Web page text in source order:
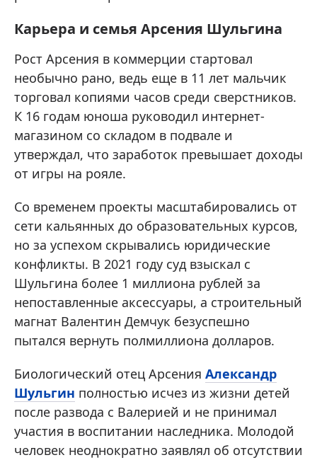
Карьера и семья Арсения Шульгина
Рост Арсения в коммерции стартовал
необычно рано, ведь еще в 11 лет мальчик
торговал копиями часов среди сверстников.
К 16 годам юноша руководил интернет-
магазином со складом в подвале и
утверждал, что заработок превышает доходы
от игры на рояле.
Со временем проекты масштабировались от
сети кальянных до образовательных курсов,
но за успехом скрывались юридические
конфликты. В 2021 году суд взыскал с
Шульгина более 1 миллиона рублей за
непоставленные аксессуары, а строительный
магнат Валентин Демчук безуспешно
пытался вернуть полмиллиона долларов.
Биологический отец Арсения Александр
Шульгин полностью исчез из жизни детей
после развода с Валерией и не принимал
участия в воспитании наследника. Молодой
человек неоднократно заявлял об отсутствии